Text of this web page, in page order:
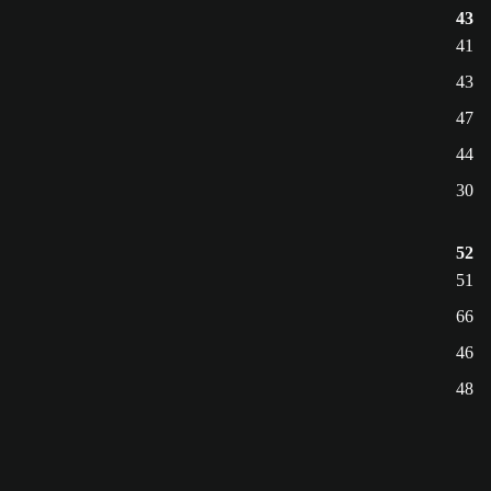
43
41
43
47
44
30
52
51
66
46
48